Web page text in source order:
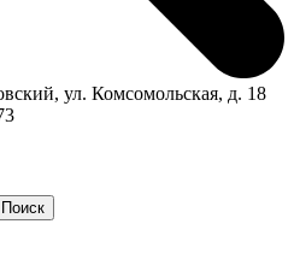
ул. Комсомольская, д. 18
Поиск